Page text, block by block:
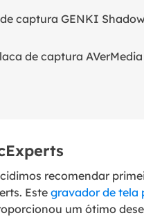
captura GENKI
de captura
recomendar
Este gravador de tela
um ótimo